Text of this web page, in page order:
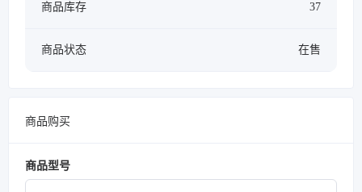
商品库存 37
商品状态 在售
商品购买
商品型号